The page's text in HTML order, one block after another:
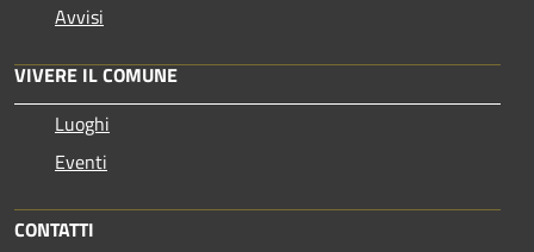
Avvisi
VIVERE IL COMUNE
Luoghi
Eventi
CONTATTI